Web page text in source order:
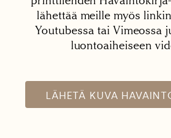
lähettää meille myös
Youtubessa tai Vimeossa
luontoaiheiseen
LÄHETÄ KUVA